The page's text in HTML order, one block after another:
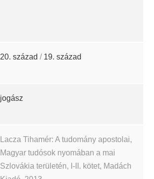
20. század / 19. század
jogász
Lacza Tihamér: A tudomány apostolai,
Magyar tudósok nyomában a mai
Szlovákia területén, I-II. kötet, Madách